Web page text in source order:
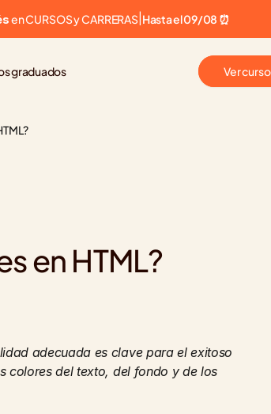
en CURSOS y CARRERAS| Hasta el 09/08 ⏰
graduados Ver
en HTML?
adecuada es clave para el exitoso
colores del texto, del fondo y de los